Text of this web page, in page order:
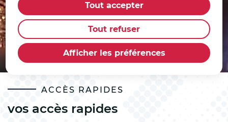
Afficher les préférences
Tout accepter
Tout refuser
ACCÈS RAPIDES
vos accès rapides